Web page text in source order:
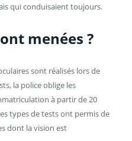
qui conduisaient toujours.
menées ?
sont réalisés lors de
la police oblige les
à partir de 20
types de tests ont permis de
dont la vision est